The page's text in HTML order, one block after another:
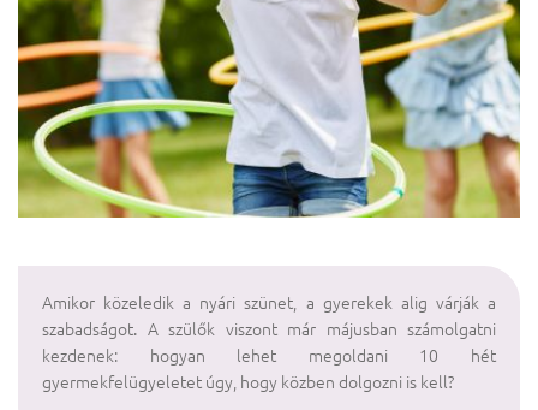
Amikor közeledik a nyári szünet, a gyerekek alig várják a
szabadságot. A szülők viszont már májusban számolgatni
kezdenek: hogyan lehet megoldani 10 hét
gyermekfelügyeletet úgy, hogy közben dolgozni is kell?